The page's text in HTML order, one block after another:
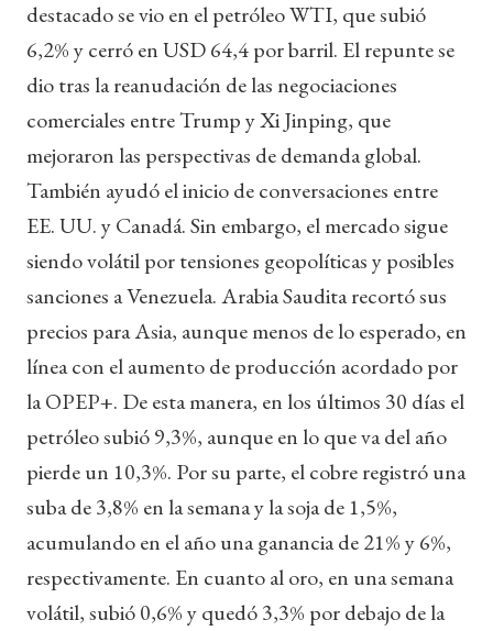
destacado se vio en el petróleo WTI, que subió
6,2% y cerró en USD 64,4 por barril. El repunte se
dio tras la reanudación de las negociaciones
comerciales entre Trump y Xi Jinping, que
mejoraron las perspectivas de demanda global.
También ayudó el inicio de conversaciones entre
EE. UU. y Canadá. Sin embargo, el mercado sigue
siendo volátil por tensiones geopolíticas y posibles
sanciones a Venezuela. Arabia Saudita recortó sus
precios para Asia, aunque menos de lo esperado, en
línea con el aumento de producción acordado por
la OPEP+. De esta manera, en los últimos 30 días el
petróleo subió 9,3%, aunque en lo que va del año
pierde un 10,3%. Por su parte, el cobre registró una
suba de 3,8% en la semana y la soja de 1,5%,
acumulando en el año una ganancia de 21% y 6%,
respectivamente. En cuanto al oro, en una semana
volátil, subió 0,6% y quedó 3,3% por debajo de la